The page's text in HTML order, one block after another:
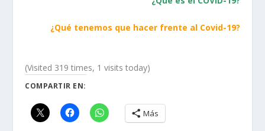
¿Qué tenemos que hacer frente al Covid-19?
(Visited 319 times, 1 visits today)
COMPARTIR EN:
Más